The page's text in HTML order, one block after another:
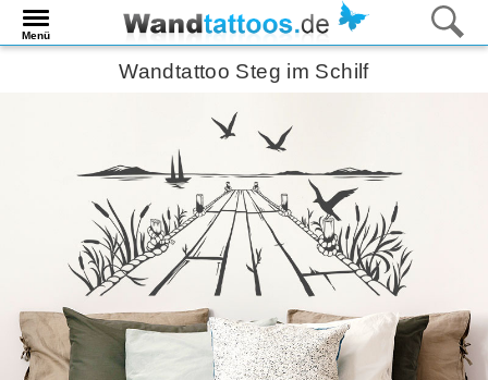
Menü
Wandtattoo Steg im Schilf